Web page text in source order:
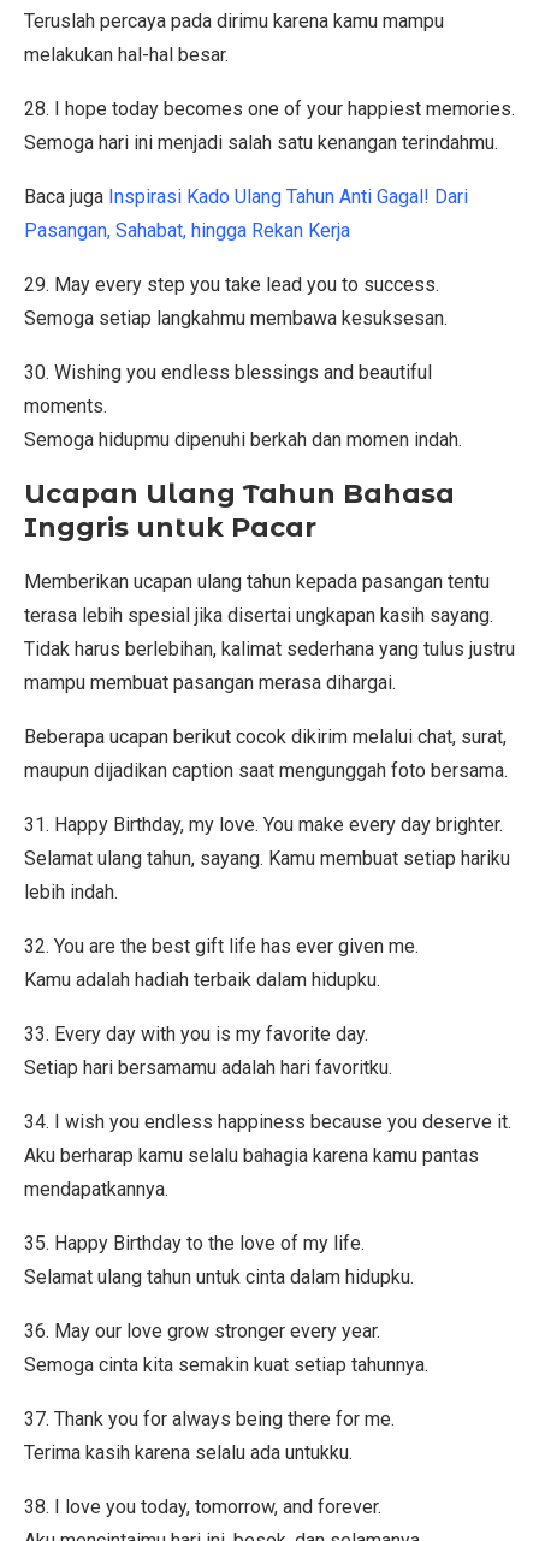
Teruslah percaya pada dirimu karena kamu mampu
melakukan hal-hal besar.
28. I hope today becomes one of your happiest memories.
Semoga hari ini menjadi salah satu kenangan terindahmu.
Baca juga Inspirasi Kado Ulang Tahun Anti Gagal! Dari
Pasangan, Sahabat, hingga Rekan Kerja
29. May every step you take lead you to success.
Semoga setiap langkahmu membawa kesuksesan.
30. Wishing you endless blessings and beautiful
moments.
Semoga hidupmu dipenuhi berkah dan momen indah.
Ucapan Ulang Tahun Bahasa
Inggris untuk Pacar
Memberikan ucapan ulang tahun kepada pasangan tentu
terasa lebih spesial jika disertai ungkapan kasih sayang.
Tidak harus berlebihan, kalimat sederhana yang tulus justru
mampu membuat pasangan merasa dihargai.
Beberapa ucapan berikut cocok dikirim melalui chat, surat,
maupun dijadikan caption saat mengunggah foto bersama.
31. Happy Birthday, my love. You make every day brighter.
Selamat ulang tahun, sayang. Kamu membuat setiap hariku
lebih indah.
32. You are the best gift life has ever given me.
Kamu adalah hadiah terbaik dalam hidupku.
33. Every day with you is my favorite day.
Setiap hari bersamamu adalah hari favoritku.
34. I wish you endless happiness because you deserve it.
Aku berharap kamu selalu bahagia karena kamu pantas
mendapatkannya.
35. Happy Birthday to the love of my life.
Selamat ulang tahun untuk cinta dalam hidupku.
36. May our love grow stronger every year.
Semoga cinta kita semakin kuat setiap tahunnya.
37. Thank you for always being there for me.
Terima kasih karena selalu ada untukku.
38. I love you today, tomorrow, and forever.